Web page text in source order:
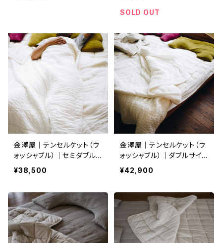
SOLD OUT
金澤屋｜テンセルケット（ウ
ォッシャブル）｜セミダブル
サイズ【受注生産3ヶ月待
¥38,500
金澤屋｜テンセルケット（ウ
ォッシャブル）｜ダブルサイ
ズ【受注生産3ヶ月待ち】
¥42,900